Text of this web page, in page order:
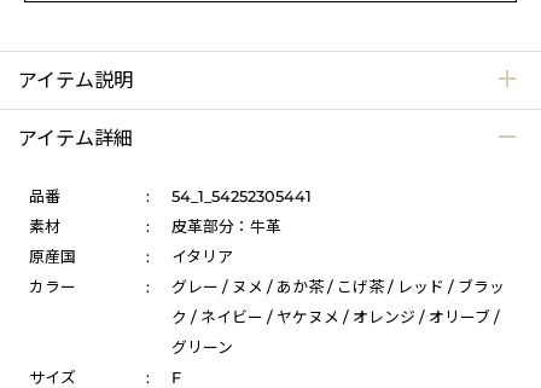
アイテム説明
アイテム詳細
品番 :
54_1_54252305441
素材
:
皮革部分：牛革
原産国
:
イタリア
カラー
:
グレー / ヌメ / あか茶 / こげ茶 / レッド / ブラッ
ク / ネイビー / ヤケヌメ / オレンジ / オリーブ /
グリーン
サイズ
:
F